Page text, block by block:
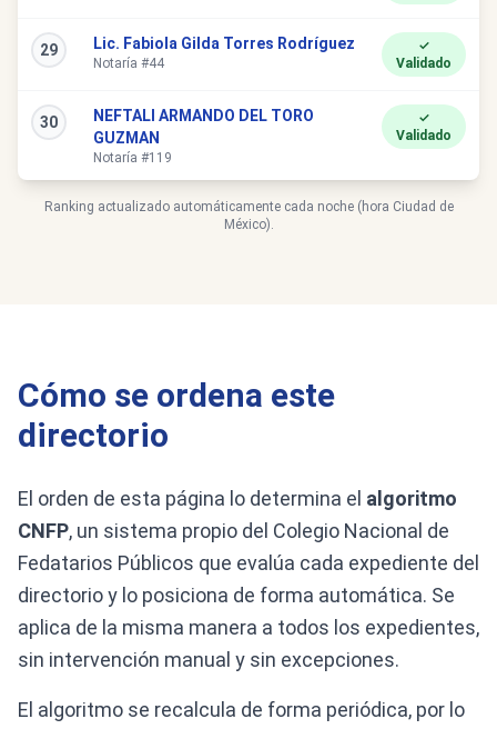
29 Lic. Fabiola Gilda Torres Rodríguez
Notaría #44
✓
Validado
30
NEFTALI ARMANDO DEL TORO
GUZMAN
Notaría #119
✓
Validado
Ranking actualizado automáticamente cada noche (hora Ciudad de
México).
Cómo se ordena este
directorio
El orden de esta página lo determina el algoritmo
CNFP, un sistema propio del Colegio Nacional de
Fedatarios Públicos que evalúa cada expediente del
directorio y lo posiciona de forma automática. Se
aplica de la misma manera a todos los expedientes,
sin intervención manual y sin excepciones.
El algoritmo se recalcula de forma periódica, por lo